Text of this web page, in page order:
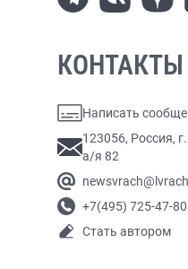
КОНТАКТЫ
Написать
123056, Россия,
а/я 82
+7(495) 725-47-80
Стать автором